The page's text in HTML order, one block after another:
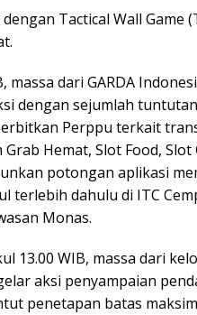
Tactical Wall Game
massa dari GARDA
dengan sejumlah
Perppu terkait
Hemat, Slot Food, Slot
potongan aplikasi
terlebih dahulu di ITC
Monas.
13.00 WIB, massa dari
aksi penyampaian
penetapan batas